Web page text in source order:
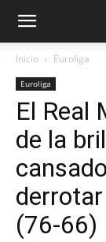
Inicio Euroliga
Euroliga
El Real
de la
(76-66)